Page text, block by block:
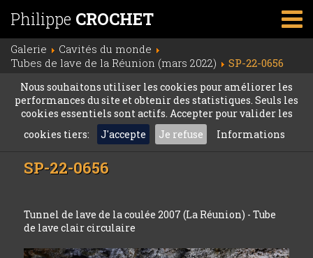
Philippe CROCHET
Galerie
Cavités du monde
Tubes de lave de la Réunion (mars 2022)
SP-22-0656
Nous souhaitons utiliser les cookies pour améliorer les
performances du site et obtenir des statistiques. Seuls les
cookies essentiels sont actifs. Accepter pour valider les
cookies tiers:
J'accepte Je refuse Informations
SP-22-0656
Tunnel de lave de la coulée 2007 (La Réunion) - Tube
de lave clair circulaire